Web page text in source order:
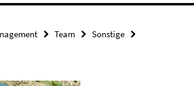
Team
Sonstige